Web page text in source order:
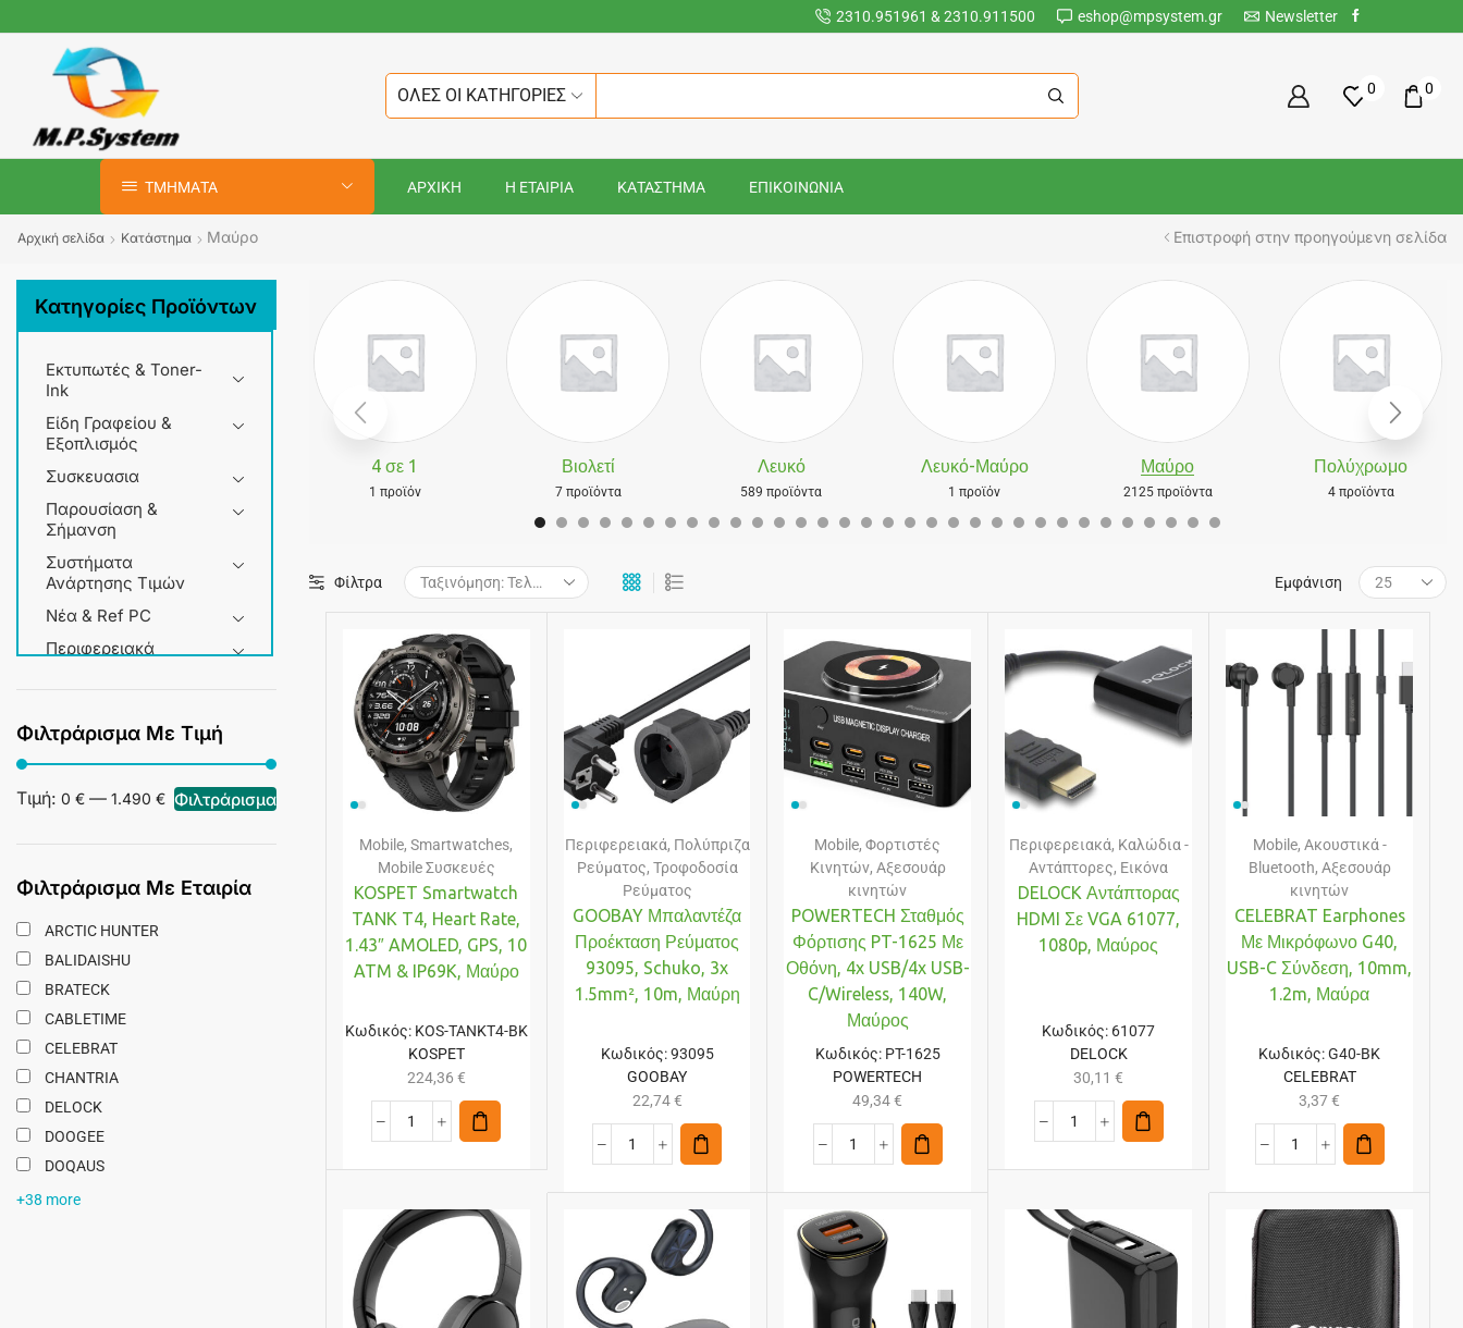
2310.951961 & 2310.911500 eshop@mpsystem.gr Newsletter
ΟΛΕΣ ΟΙ ΚΑΤΗΓΟΡΙΕΣ 0 0
ΤΜΗΜΑΤΑ ΑΡΧΙΚΗ Η ΕΤΑΙΡΙΑ ΚΑΤΑΣΤΗΜΑ ΕΠΙΚΟΙΝΩΝΙΑ
Αρχική σελίδα Κατάστημα Μαύρο Επιστροφή στην προηγούμενη σελίδα
Κατηγορίες Προϊόντων
Εκτυπωτές & Toner-
Ink
Είδη Γραφείου &
Εξοπλισμός
Συσκευασια
Παρουσίαση &
Σήμανση
Συστήματα
Ανάρτησης Τιμών
Νέα & Ref PC
Περιφερειακά
+3 more
Φιλτράρισμα Με Τιμή
Φιλτράρισμα
Τιμή: 0 € — 1.490 €
Φιλτράρισμα Με Εταιρία
ARCTIC HUNTER
BALIDAISHU
BRATECK
CABLETIME
CELEBRAT
CHANTRIA
DELOCK
DOOGEE
DOQAUS
+38 more
4 σε 1
1 προϊόν
Βιολετί
7 προϊόντα
Λευκό
589 προϊόντα
Λευκό-Μαύρο
1 προϊόν
Μαύρο
2125 προϊόντα
Πολύχρωμο
4 προϊόντα
Φίλτρα Εμφάνιση
Mobile,Smartwatches,
Mobile Συσκευές
KOSPET Smartwatch
TANK T4, Heart Rate,
1.43″ AMOLED, GPS, 10
ATM & IP69K, Μαύρο
Κωδικός: KOS-TANKT4-BK
KOSPET
224,36 €
Περιφερειακά, Πολύπριζα
Ρεύματος, Τροφοδοσία
Ρεύματος
GOOBAY Μπαλαντέζα
Προέκταση Ρεύματος
93095, Schuko, 3x
1.5mm², 10m, Μαύρη
Κωδικός:93095
GOOBAY
22,74€
Mobile,Φορτιστές
Κινητών, Αξεσουάρ
κινητών
POWERTECH Σταθμός
Φόρτισης PT-1625 Με
Οθόνη, 4x USB/4x USB-
C/wireless, 140W,
Μαύρος
Κωδικός: PT-1625
POWERTECH
49,34€
Περιφερειακά, Καλώδια -
Αντάπτορες, Εικόνα
DELOCK Αντάπτορας
HDMI Σε VGA 61077,
1080p, Μαύρος
Κωδικός: 61077
DELOCK
30,11€
Mobile, Ακουστικά -
Bluetooth, Αξεσουάρ
κινητών
CELEBRAT Earphones
Με Μικρόφωνο G40,
USB-C Σύνδεση, 10mm,
1.2m, Μαύρα
Κωδικός:G40-BK
CELEBRAT
3,37€